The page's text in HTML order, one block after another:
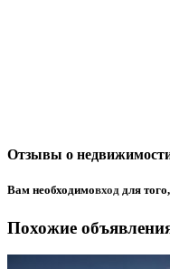
Отзывы о
Вам необходимовход для
Похожие